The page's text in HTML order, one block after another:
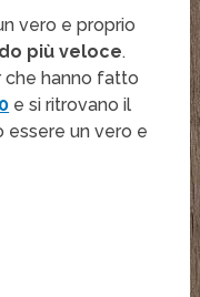
vero e proprio
più veloce.
hanno fatto
e si ritrovano il
essere un vero e